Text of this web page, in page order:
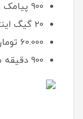
900 پیامک رایگان
20 گیگ اینترنت 6 ماهه
60.000 تومان سقف اعتبار
900 دقیقه مکالمه رایگان با تمامی خطوط